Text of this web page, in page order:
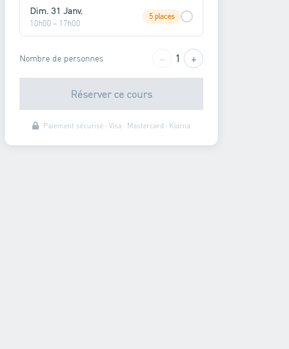
Dim. 31 Janv.
10h00 – 17h00
5 places
Nombre de personnes − 1 +
Réserver ce cours
Paiement sécurisé · Visa · Mastercard · Klarna